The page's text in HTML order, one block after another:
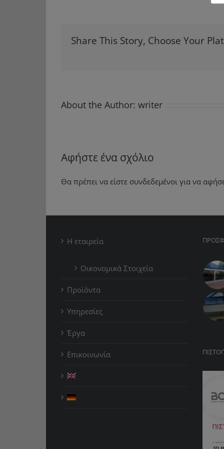
Share This Story, Choose Your
About the Author: writer
Αφήστε ένα σχόλιο
Θα πρέπει να είστε συνδεδεμένοι για να
Η εταιρεία
Οικονομικά Στοιχεία
Προϊόντα
Υπηρεσίες
Έργα
Επικοινωνία